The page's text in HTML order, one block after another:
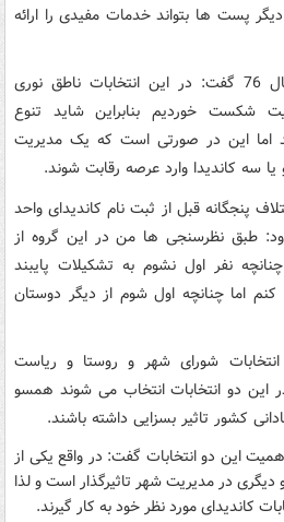
پست ها بتواند خدمات مفیدی را ارائه
باهنر با اشاره به انتخابات سال 76 گفت: در این انتخابات ناطق نوری
شکست خوردیم بنابراین شاید تنوع
اما این در صورتی است که یک مدیریت
یا سه کاندیدا وارد عرصه رقابت شوند.
پنجگانه قبل از ثبت نام کاندیدای واحد
طبق نظرسنجی ها من در این گروه از
نفر اول نشوم به تشکیلات پایبند
اما چنانچه اول شوم از دیگر دوستان
شورای شهر و روستا و ریاست
این دو انتخابات انتخاب می شوند همسو
کشور تاثیر بسزایی داشته باشند.
این دو انتخابات گفت: در واقع یکی از
در مدیریت شهر تاثیرگذار است و لذا
کاندیدای مورد نظر خود به کار گیرند.